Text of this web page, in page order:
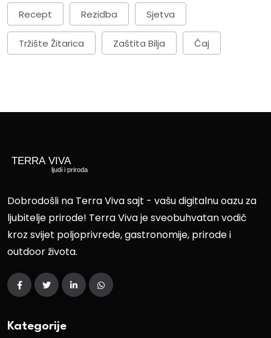
Recept Rezidba Sjetva
Tržište Žitarica Zaštita Bilja Čaj
Dobrodošli na Terra Viva sajt - vašu digitalnu oazu za
ljubitelje prirode! Terra Viva je sveobuhvatan vodič
kroz svijet poljoprivrede, gastronomije, prirode i
outdoor života.
Kategorije